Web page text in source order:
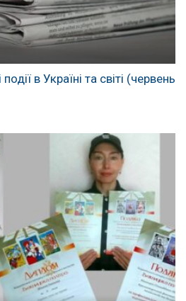
в Україні та світі (червень